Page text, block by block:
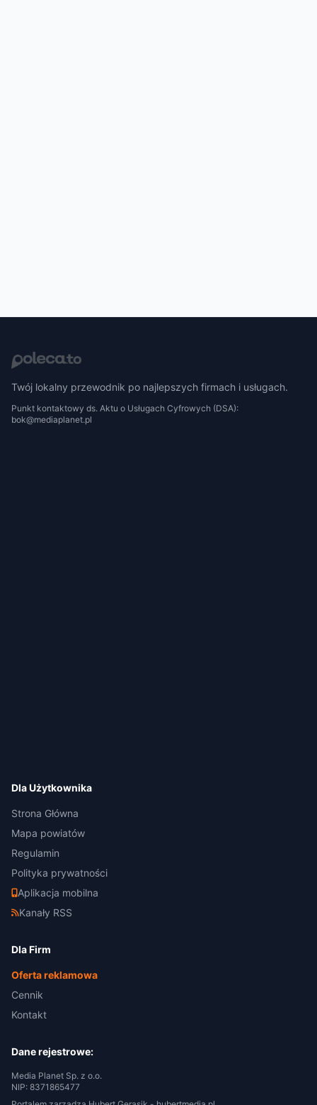
Twój lokalny przewodnik po najlepszych firmach i usługach.
Punkt kontaktowy ds. Aktu o Usługach Cyfrowych (DSA):
bok@mediaplanet.pl
Dla Użytkownika
Strona Główna
Mapa powiatów
Regulamin
Polityka prywatności
Aplikacja mobilna
Kanały RSS
Dla Firm
Oferta reklamowa
Cennik
Kontakt
Dane rejestrowe:
Media Planet Sp. z o.o.
NIP: 8371865477